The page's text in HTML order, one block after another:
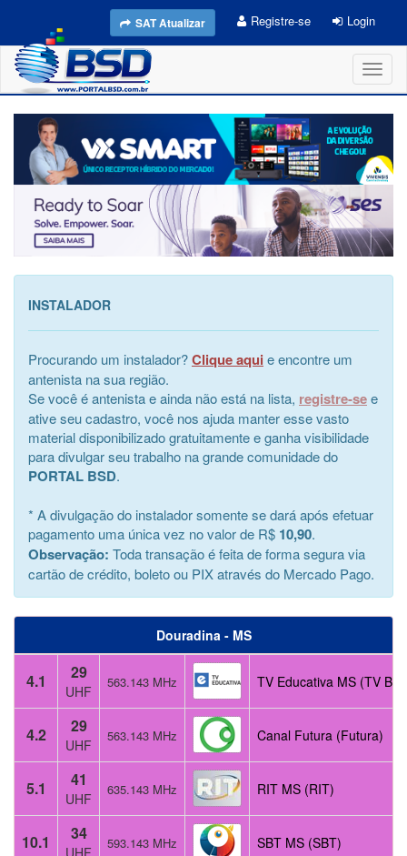
SAT Atualizar Registre-se Login
INSTALADOR
Procurando um instalador?Clique aqui e encontre um
antenista na sua região.
Se você é antenista e ainda não está na lista, registre-see
ative seu cadastro, você nos ajuda manter esse vasto
material disponibilizado gratuitamente e ganha visibilidade
para divulgar seu trabalho na grande comunidade do
PORTAL BSD.
* A divulgação do instalador somente se dará após efetuar
pagamento uma única vez no valor de R$ 10,90.
Observação: Toda transação é feita de forma segura via
cartão de crédito, boleto ou PIX através do Mercado Pago.
Douradina - MS
4.1 29
UHF
563.143 MHz TV Educativa MS (TV
4.2 29
UHF
563.143 MHz Canal Futura (Futura)
5.1 41
UHF
635.143 MHz RIT MS (RIT)
10.1 34
UHF
593.143 MHz SBT MS (SBT)